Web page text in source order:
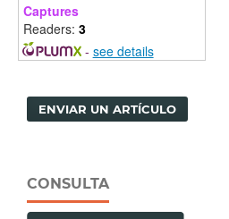
Captures
Readers: 3
- see details
ENVIAR UN ARTÍCULO
CONSULTA